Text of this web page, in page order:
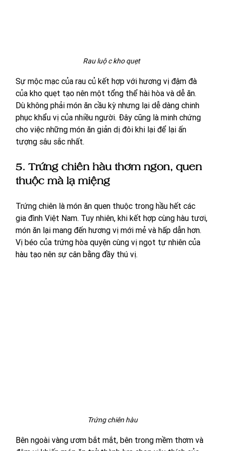
Rau luộc kho quẹt
Sự mộc mạc của rau củ kết hợp với hương vị đậm đà
của kho quẹt tạo nên một tổng thể hài hòa và dễ ăn.
Dù không phải món ăn cầu kỳ nhưng lại dễ dàng chinh
phục khẩu vị của nhiều người. Đây cũng là minh chứng
cho việc những món ăn giản dị đôi khi lại để lại ấn
tượng sâu sắc nhất.
5. Trứng chiên hàu thơm ngon, quen
thuộc mà lạ miệng
Trứng chiên là món ăn quen thuộc trong hầu hết các
gia đình Việt Nam. Tuy nhiên, khi kết hợp cùng hàu tươi,
món ăn lại mang đến hương vị mới mẻ và hấp dẫn hơn.
Vị béo của trứng hòa quyện cùng vị ngọt tự nhiên của
hàu tạo nên sự cân bằng đầy thú vị.
Trứng chiên hàu
Bên ngoài vàng ươm bắt mắt, bên trong mềm thơm và